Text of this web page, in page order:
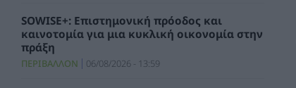
SOWISE+: Επιστημονική πρόοδος και
καινοτομία για μια κυκλική οικονομία στην
πράξη
ΠΕΡΙΒΑΛΛΟΝ 06/08/2026 - 13:59